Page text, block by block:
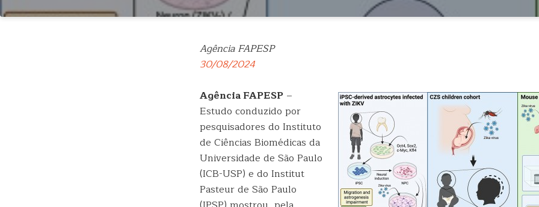
Agência FAPESP
30/08/2024
Agência FAPESP –
Estudo conduzido por
pesquisadores do Instituto
de Ciências Biomédicas da
Universidade de São Paulo
(ICB-USP) e do Institut
Pasteur de São Paulo